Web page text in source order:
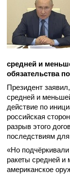
средней и
обязательства
Президент
средней и
действие по
российская
разрыв этого
последствиям
«Но
ракеты средней и
американское